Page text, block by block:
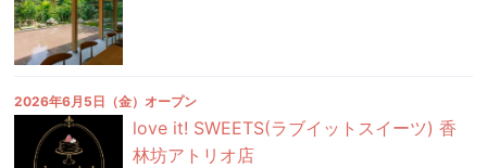
2026年6月5日（金）オープン
love it! SWEETS(ラブイットスイーツ) 香
林坊アトリオ店